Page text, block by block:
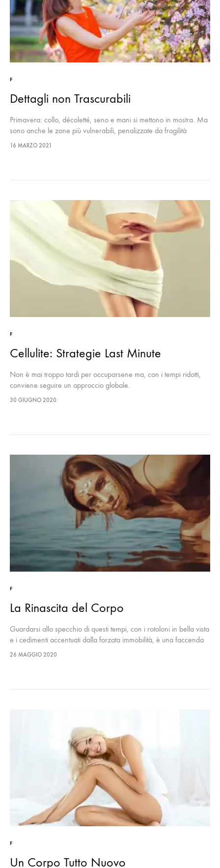
F
Dettagli non Trascurabili
Primavera: collo, décoletté, seno e mani si mettono in mostra. Ma
sono anche le zone più vulnerabili, penalizzate da fragilità
cutanea e cattive abitudini (mai sentito parlare di tech neco?).
16 MARZO 2021
F
Cellulite: Strategie Last Minute
Non è mai troppo tardi per occuparsene ma, con i tempi ridotti,
conviene seguire un approccio globale.
30 GIUGNO 2020
F
La Rinascita del Corpo
Guardarsi allo specchio di questi tempi, con i rotoloni in bella vista
e i cedimenti accentuati dalla forzata immobilità, è una faccenda
delicata.
26 MAGGIO 2020
F
Un Corpo Tutto Nuovo